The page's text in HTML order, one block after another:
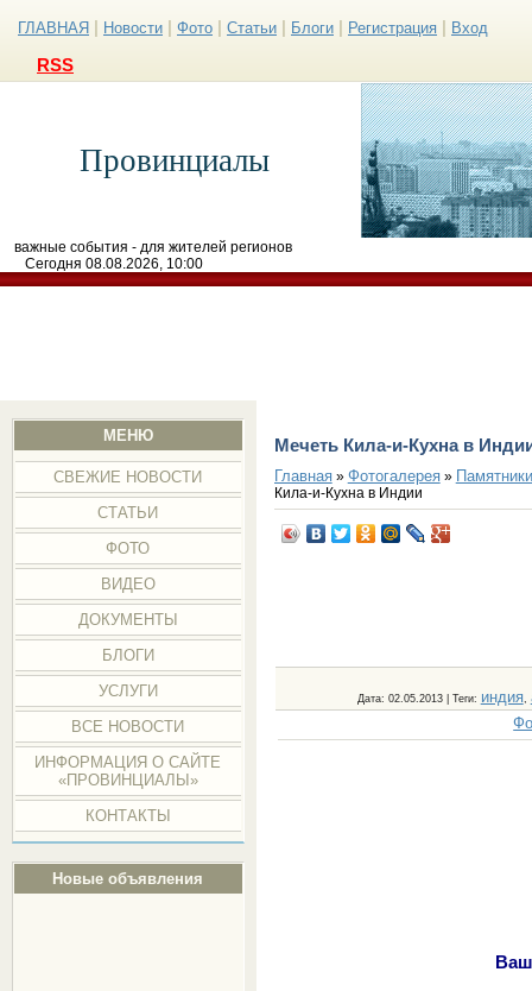
ГЛАВНАЯ Новости Фото Статьи Блоги Регистрация Вход
RSS
Провинциалы
важные события - для жителей регионов
Сегодня 08.08.2026, 10:00
МЕНЮ
СВЕЖИЕ НОВОСТИ
СТАТЬИ
ФОТО
ВИДЕО
ДОКУМЕНТЫ
БЛОГИ
УСЛУГИ
ВСЕ НОВОСТИ
ИНФОРМАЦИЯ О САЙТЕ
«ПРОВИНЦИАЛЫ»
КОНТАКТЫ
Новые объявления
Мечеть Кила-и-Кухна в
Главная» Фотогалерея»
Кила-и-Кухна в Индии
Дата: 02.05.2013 | Теги: индия